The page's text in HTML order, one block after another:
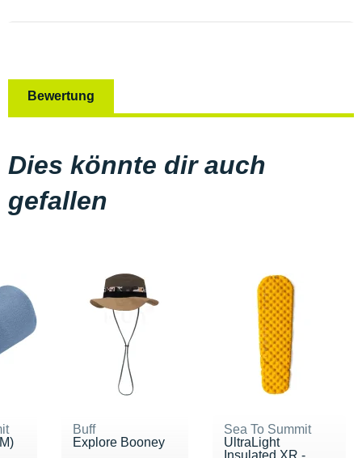
Bewertung
Dies könnte dir auch
gefallen
Buff
Explore Booney
Sea To Summit
UltraLight
Insulated XR -